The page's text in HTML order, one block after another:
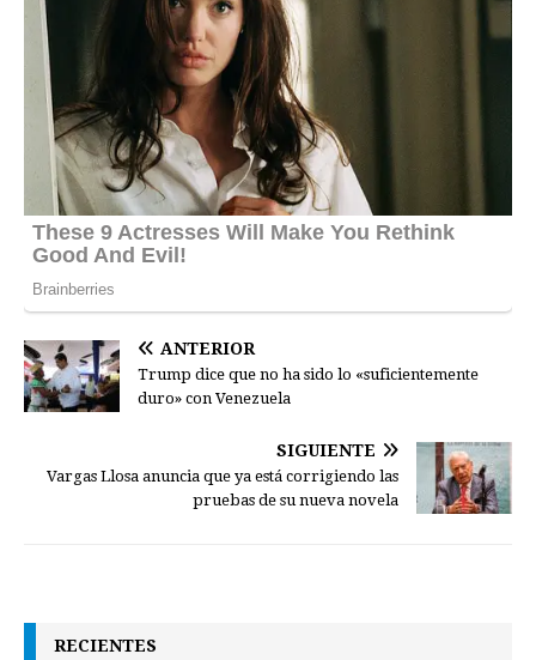
ANTERIOR
Trump dice que no ha sido lo «suficientemente
duro» con Venezuela
SIGUIENTE
Vargas Llosa anuncia que ya está corrigiendo las
pruebas de su nueva novela
RECIENTES